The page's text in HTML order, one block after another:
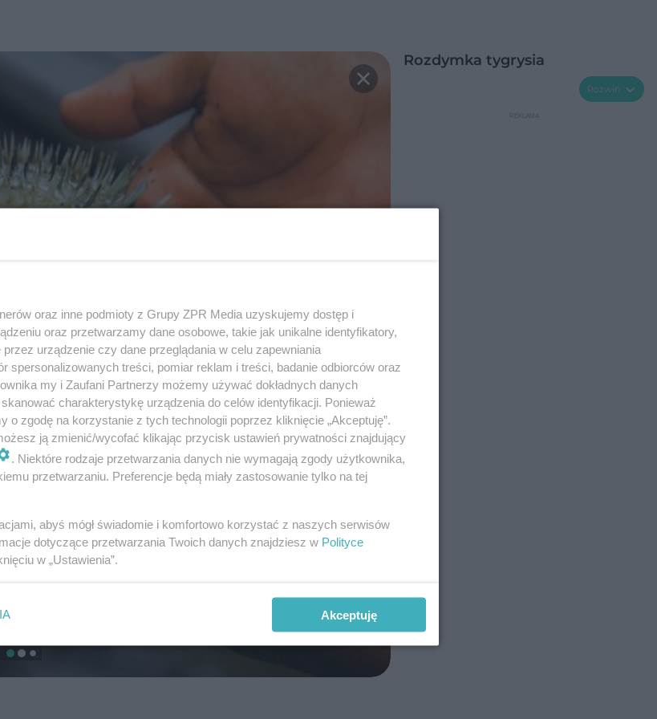
Rozdymka tygrysia
Rozwiń
oraz inne podmioty z Grupy ZPR Media uzyskujemy dostęp i
oraz przetwarzamy dane osobowe, takie jak unikalne identyfikatory,
urządzenie czy dane przeglądania w celu zapewniania
spersonalizowanych treści, pomiar reklam i treści, badanie odbiorców oraz
my i Zaufani Partnerzy możemy używać dokładnych danych
charakterystykę urządzenia do celów identyfikacji. Ponieważ
o zgodę na korzystanie z tych technologii poprzez kliknięcie „Akceptuję”.
ją zmienić/wycofać klikając przycisk ustawień prywatności znajdujący
. Niektóre rodzaje przetwarzania danych nie wymagają zgody użytkownika,
przetwarzaniu. Preferencje będą miały zastosowanie tylko na tej
abyś mógł świadomie i komfortowo korzystać z naszych serwisów
dotyczące przetwarzania Twoich danych znajdziesz w Polityce
w „Ustawienia”.
Akceptuję